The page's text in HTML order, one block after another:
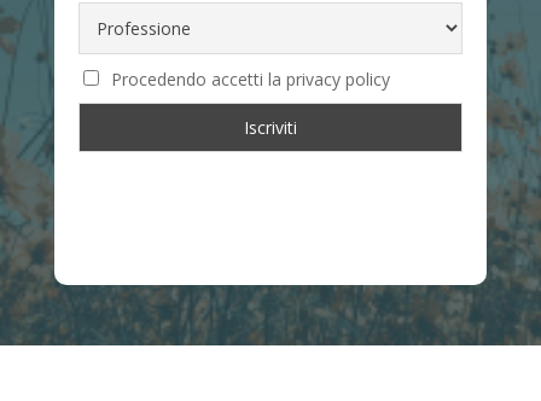
Procedendo accetti la privacy policy